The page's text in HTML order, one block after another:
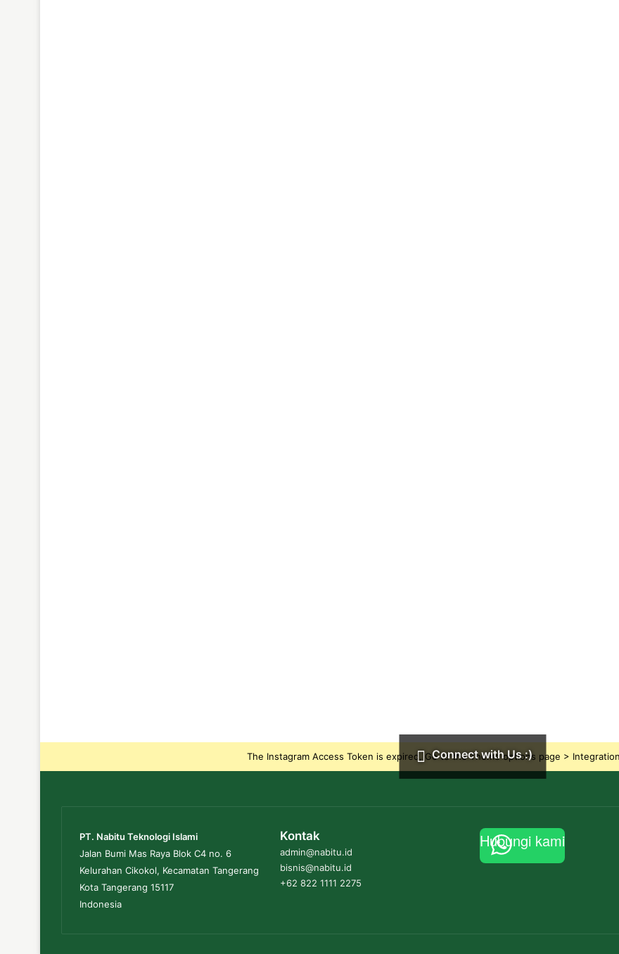
Connect with Us :)
The Instagram Access Token is expired, Go to the Theme options page >
PT. Nabitu Teknologi Islami
Jalan Bumi Mas Raya Blok C4 no. 6
Kelurahan Cikokol, Kecamatan Tangerang
Kota Tangerang 15117
Indonesia
Kontak
admin@nabitu.id
bisnis@nabitu.id
+62 822 1111 2275
Hubungi kami